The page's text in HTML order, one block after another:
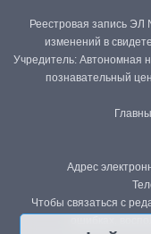
Реестровая запись
изменений в
Учредитель: Автономная
познавательный
Адрес
Чтобы связаться с